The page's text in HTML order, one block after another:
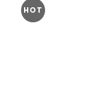
HOT